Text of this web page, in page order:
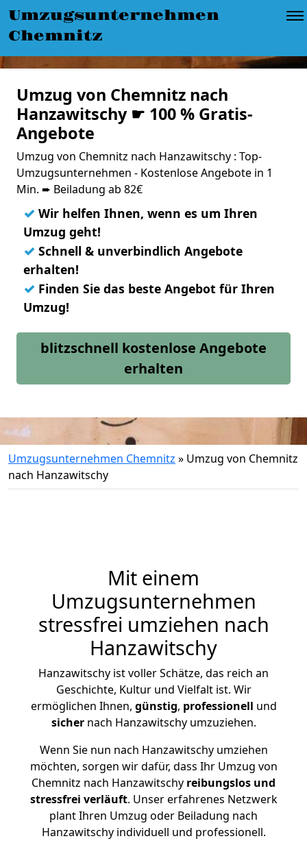
Umzugsunternehmen
Chemnitz
Umzug von Chemnitz nach
Hanzawitschy ☛ 100 % Gratis-
Angebote
Umzug von Chemnitz nach Hanzawitschy : Top-
Umzugsunternehmen - Kostenlose Angebote in 1
Min. ➨ Beiladung ab 82€
✓ Wir helfen Ihnen, wenn es um Ihren
Umzug geht!
✓ Schnell & unverbindlich Angebote
erhalten!
✓ Finden Sie das beste Angebot für Ihren
Umzug!
blitzschnell kostenlose Angebote
erhalten
Umzugsunternehmen Chemnitz » Umzug von Chemnitz
nach Hanzawitschy
Mit einem
Umzugsunternehmen
stressfrei umziehen nach
Hanzawitschy
Hanzawitschy ist voller Schätze, das reich an
Geschichte, Kultur und Vielfalt ist. Wir
ermöglichen Ihnen, günstig, professionell und
sichernach Hanzawitschy umzuziehen.
Wenn Sie nun nach Hanzawitschy umziehen
möchten, sorgen wir dafür, dass Ihr Umzug von
Chemnitz nach Hanzawitschy reibungslos und
stressfrei verläuft. Unser erfahrenes Netzwerk
plant Ihren Umzug oder Beiladung nach
Hanzawitschy individuell und professionell.